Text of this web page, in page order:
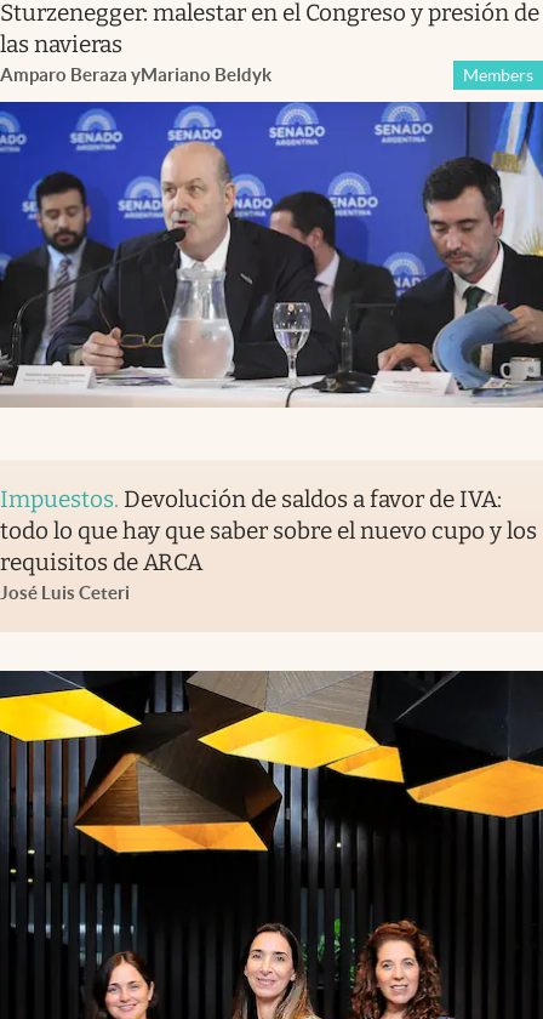
Sturzenegger: malestar en el Congreso y presión de
las navieras
Amparo Beraza yMariano Beldyk Members
Impuestos. Devolución de saldos a favor de IVA:
todo lo que hay que saber sobre el nuevo cupo y los
requisitos de ARCA
José Luis Ceteri